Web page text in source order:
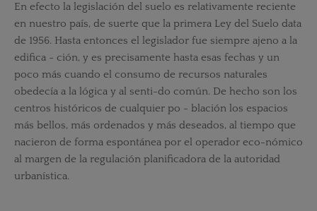
En efecto la legislación del suelo es relativamente reciente
en nuestro país, de suerte que la primera Ley del Suelo data
de 1956. Hasta entonces el legislador fue siempre ajeno a la
edifica - ción, y es precisamente hasta esas fechas y un
poco más cuando el consumo de recursos naturales
obedecía a la lógica y al senti-do común. De hecho son los
centros históricos de cualquier po - blación los espacios
más bellos, más ordenados y más deseados, al tiempo que
nacieron de forma espontánea por el operador eco-nómico
al margen de la regulación planificadora de la autoridad
urbanística.